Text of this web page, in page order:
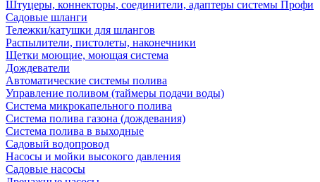
Штуцеры, коннекторы, соединители, адаптеры системы Профи
Садовые шланги
Тележки/катушки для шлангов
Распылители, пистолеты, наконечники
Щетки моющие, моющая система
Дождеватели
Автоматические системы полива
Управление поливом (таймеры подачи воды)
Система микрокапельного полива
Система полива газона (дождевания)
Система полива в выходные
Садовый водопровод
Насосы и мойки высокого давления
Садовые насосы